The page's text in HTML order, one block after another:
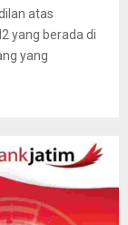
atas
yang berada di
yang